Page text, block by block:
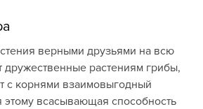
верными друзьями на всю
растениям грибы,
с корнями взаимовыгодный
этому всасывающая способность